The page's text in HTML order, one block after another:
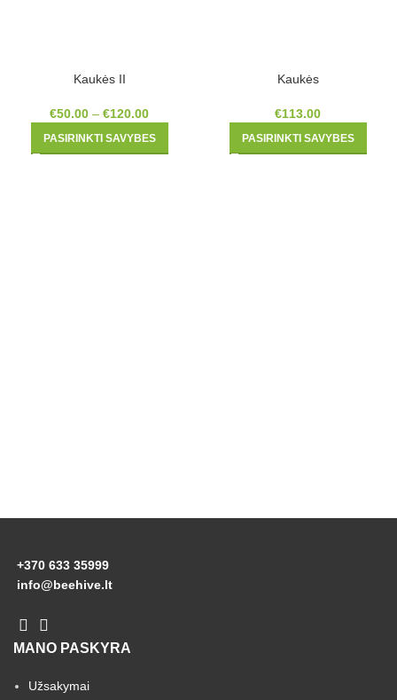
Kaukės II
€50.00 – €120.00
PASIRINKTI SAVYBES
Kaukės
€113.00
PASIRINKTI SAVYBES
+370 633 35999
info@beehive.lt
MANO PASKYRA
Užsakymai